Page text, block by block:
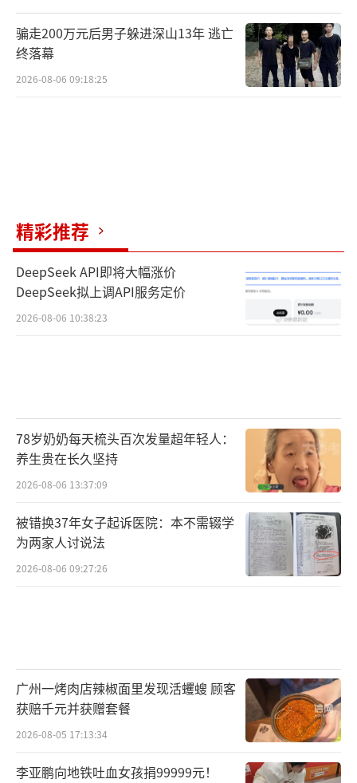
骗走200万元后男子躲进深山13年 逃亡
终落幕
2026-08-06 09:18:25
精彩推荐
DeepSeek API即将大幅涨价
DeepSeek拟上调API服务定价
2026-08-06 10:38:23
78岁奶奶每天梳头百次发量超年轻人：
养生贵在长久坚持
2026-08-06 13:37:09
被错换37年女子起诉医院：本不需辍学
为两家人讨说法
2026-08-06 09:27:26
广州一烤肉店辣椒面里发现活蠼螋 顾客
获赔千元并获赠套餐
2026-08-05 17:13:34
李亚鹏向地铁吐血女孩捐99999元！